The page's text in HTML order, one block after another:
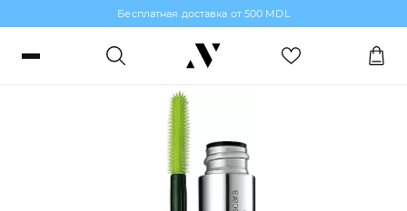
Бесплатная доставка от 500 MDL
Войти или зарегистрироваться
Заказы, бонусы и избранное
Тушь